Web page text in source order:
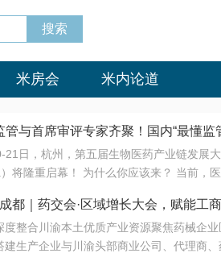
米房会 米内论道
管与首席审评专家齐聚！国内“最懂监
开幕！
21日，杭州，第五届生物医药产业链发展
将隆重启幕！ 为什么你应该来？ 当前，
新定义研发效率；另一端是创新药“最后一
呼唤更成熟的产业生态。 同质化“内卷”已无
海能力建设才是破局关键。 本届大会以 “
都｜药交会·区域增长大会，赋能工
度整合川渝本土优质产业资源聚焦药械企
建生产企业与川渝头部商业公司、代理商、